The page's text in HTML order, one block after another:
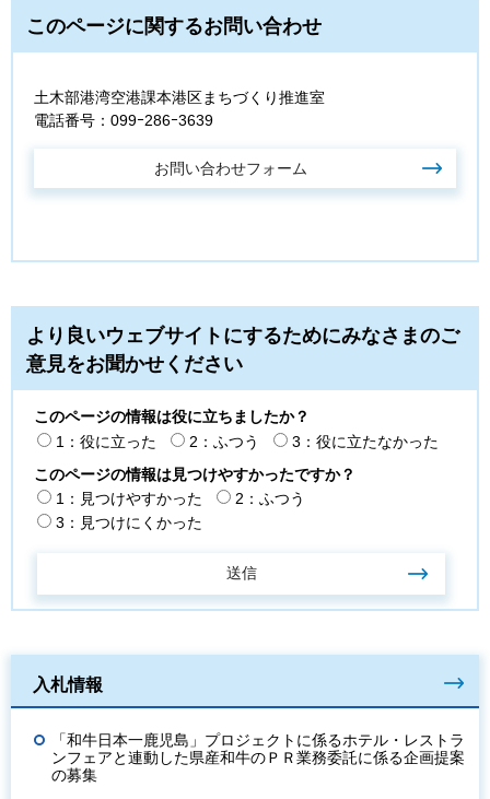
このページに関するお問い合わせ
土木部港湾空港課本港区まちづくり推進室
電話番号：099ｰ286ｰ3639
より良いウェブサイトにするためにみなさまのご
意見をお聞かせください
このページの情報は役に立ちましたか？
1：役に立った
2：ふつう
3：役に立たなかった
このページの情報は見つけやすかったですか？
1：見つけやすかった
2：ふつう
3：見つけにくかった
入札情報
「和牛日本一鹿児島」プロジェクトに係るホテル・レストラ
ンフェアと連動した県産和牛のＰＲ業務委託に係る企画提案
の募集